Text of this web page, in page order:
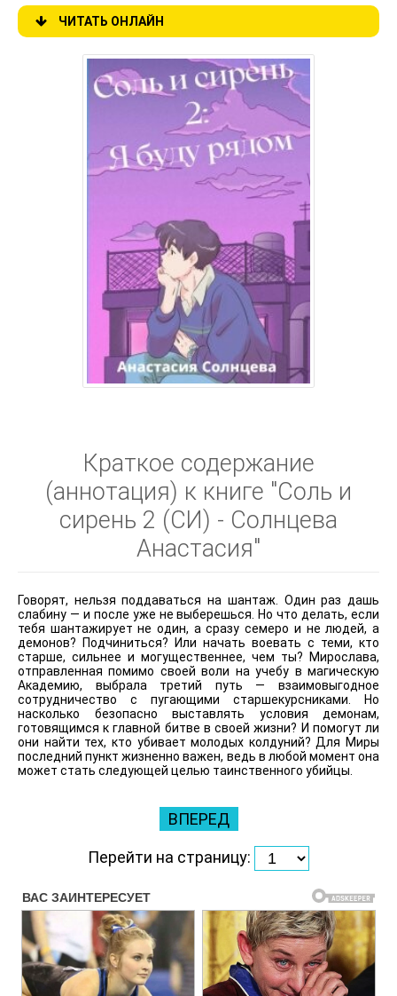
ЧИТАТЬ ОНЛАЙН
Краткое содержание
(аннотация) к книге "Соль и
сирень 2 (СИ) - Солнцева
Анастасия"
Говорят, нельзя поддаваться на шантаж. Один раз дашь
слабину — и после уже не выберешься. Но что делать, если
тебя шантажирует не один, а сразу семеро и не людей, а
демонов? Подчиниться? Или начать воевать с теми, кто
старше, сильнее и могущественнее, чем ты? Мирослава,
отправленная помимо своей воли на учебу в магическую
Академию, выбрала третий путь — взаимовыгодное
сотрудничество с пугающими старшекурсниками. Но
насколько безопасно выставлять условия демонам,
готовящимся к главной битве в своей жизни? И помогут ли
они найти тех, кто убивает молодых колдуний? Для Миры
последний пункт жизненно важен, ведь в любой момент она
может стать следующей целью таинственного убийцы.
ВПЕРЕД
Перейти на страницу: